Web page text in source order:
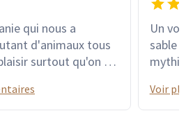
qui nous a
d'animaux tous
surtout qu'on a
choisis au milieu
première qualité .
Un voyage
sable
Voir